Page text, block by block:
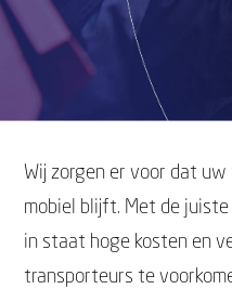
Wij zorgen er voor dat
mobiel blijft. Met de
in staat hoge kosten en
transporteurs te